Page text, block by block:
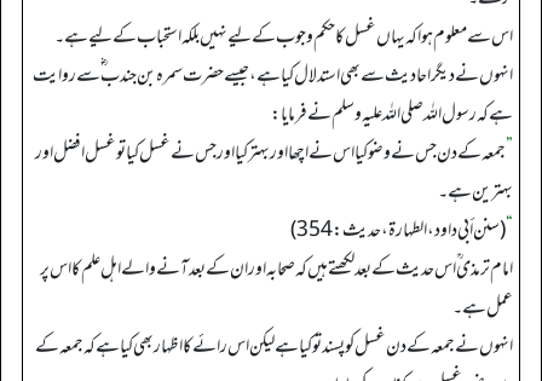
اس سے معلوم ہوا کہ یہاں غسل کا حکم وجوب کے لیے نہیں بلکہ استحباب کے لیے ہے۔
انہوں نے دیگر احادیث سے بھی استدلال کیا ہے، جیسے حضرت سمرہ بن جندب ؓ سے روایت
ہے کہ رسول اللہ صلی اللہ علیہ وسلم نے فرمایا:
”جمعہ کے دن جس نے وضو کیا اس نے اچھا اور بہتر کیا اور جس نے غسل کیا تو غسل افضل اور
بہترین ہے۔
“(سنن أبي داود، الطہارة، حدیث: 354)
امام ترمذی ؒ اس حدیث کے بعد لکھتے ہیں کہ صحابہ اور ان کے بعد آنے والے اہل علم کا اس پر
عمل ہے۔
انہوں نے جمعہ کے دن غسل کو پسند تو کیا ہے لیکن اس رائے کا اظہار بھی کیا ہے کہ جمعہ کے